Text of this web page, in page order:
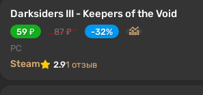
Darksiders III - Keepers of the Void
59 ₽ 87 ₽
-32%
PC
Steam 2.91 отзыв